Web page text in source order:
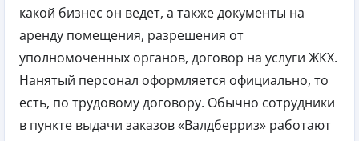
какой бизнес он ведет, а также документы на
аренду помещения, разрешения от
уполномоченных органов, договор на услуги ЖКХ.
Нанятый персонал оформляется официально, то
есть, по трудовому договору. Обычно сотрудники
в пункте выдачи заказов «Валдберриз» работают